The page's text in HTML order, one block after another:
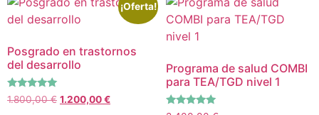
¡Oferta!
Posgrado en trastornos
del desarrollo
Valorado
con
1.800,00€ 1.200,00€
Programa de salud COMBI
para TEA/TGD nivel 1